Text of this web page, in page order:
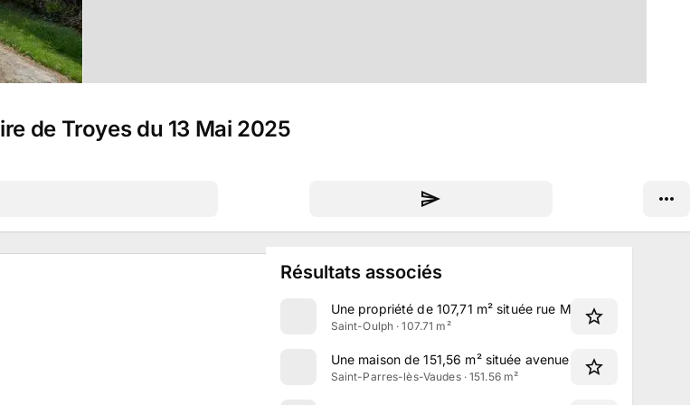
de Troyes du 13 Mai 2025
Résultats associés
Une propriété de 107,71 m² située rue Maurice Dite à
Saint-Oulph · 107.71 m²
Une maison de 151,56 m² située avenue de la Gare à
Saint-Parres-lès-Vaudes · 151.56 m²